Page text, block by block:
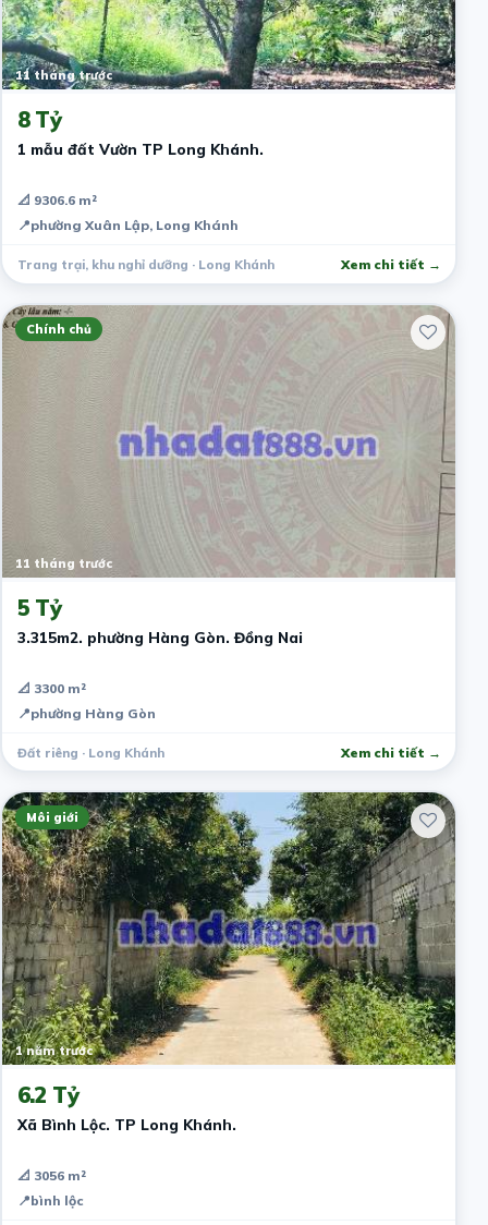
11 tháng trước
8 Tỷ
1 mẫu đất Vườn TP Long Khánh.
📐 9306.6 m²
📍phường Xuân Lập, Long Khánh
Trang trại, khu nghỉ dưỡng · Long Khánh Xem chi tiết →
Chính chủ
11 tháng trước
5 Tỷ
3.315m2. phường Hàng Gòn. Đồng Nai
📐 3300 m²
📍phường Hàng Gòn
Đất riêng · Long Khánh Xem chi tiết →
Môi giới
1 năm trước
6.2 Tỷ
Xã Bình Lộc. TP Long Khánh.
📐 3056 m²
📍bình lộc